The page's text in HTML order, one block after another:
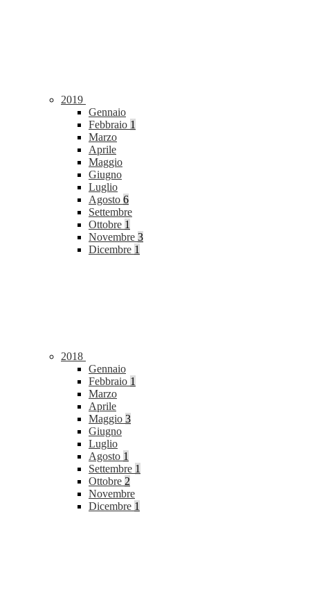
2019
Gennaio
Febbraio 1
Marzo
Aprile
Maggio
Giugno
Luglio
Agosto 6
Settembre
Ottobre 1
Novembre 3
Dicembre 1
2018
Gennaio
Febbraio 1
Marzo
Aprile
Maggio 3
Giugno
Luglio
Agosto 1
Settembre 1
Ottobre 2
Novembre
Dicembre 1